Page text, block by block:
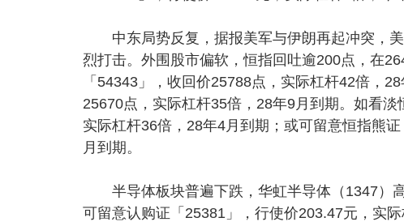
中东局势反复，据报美军与伊朗再起冲突，美
烈打击。外围股市偏软，恒指回吐逾200点，在
「54343」，收回价25788点，实际杠杆42倍，
25670点，实际杠杆35倍，28年9月到期。如看
实际杠杆36倍，28年4月到期；或可留意恒指熊
月到期。
半导体板块普遍下跌，华虹半导体（1347）
可留意认购证「25381」，行使价203.47元，实